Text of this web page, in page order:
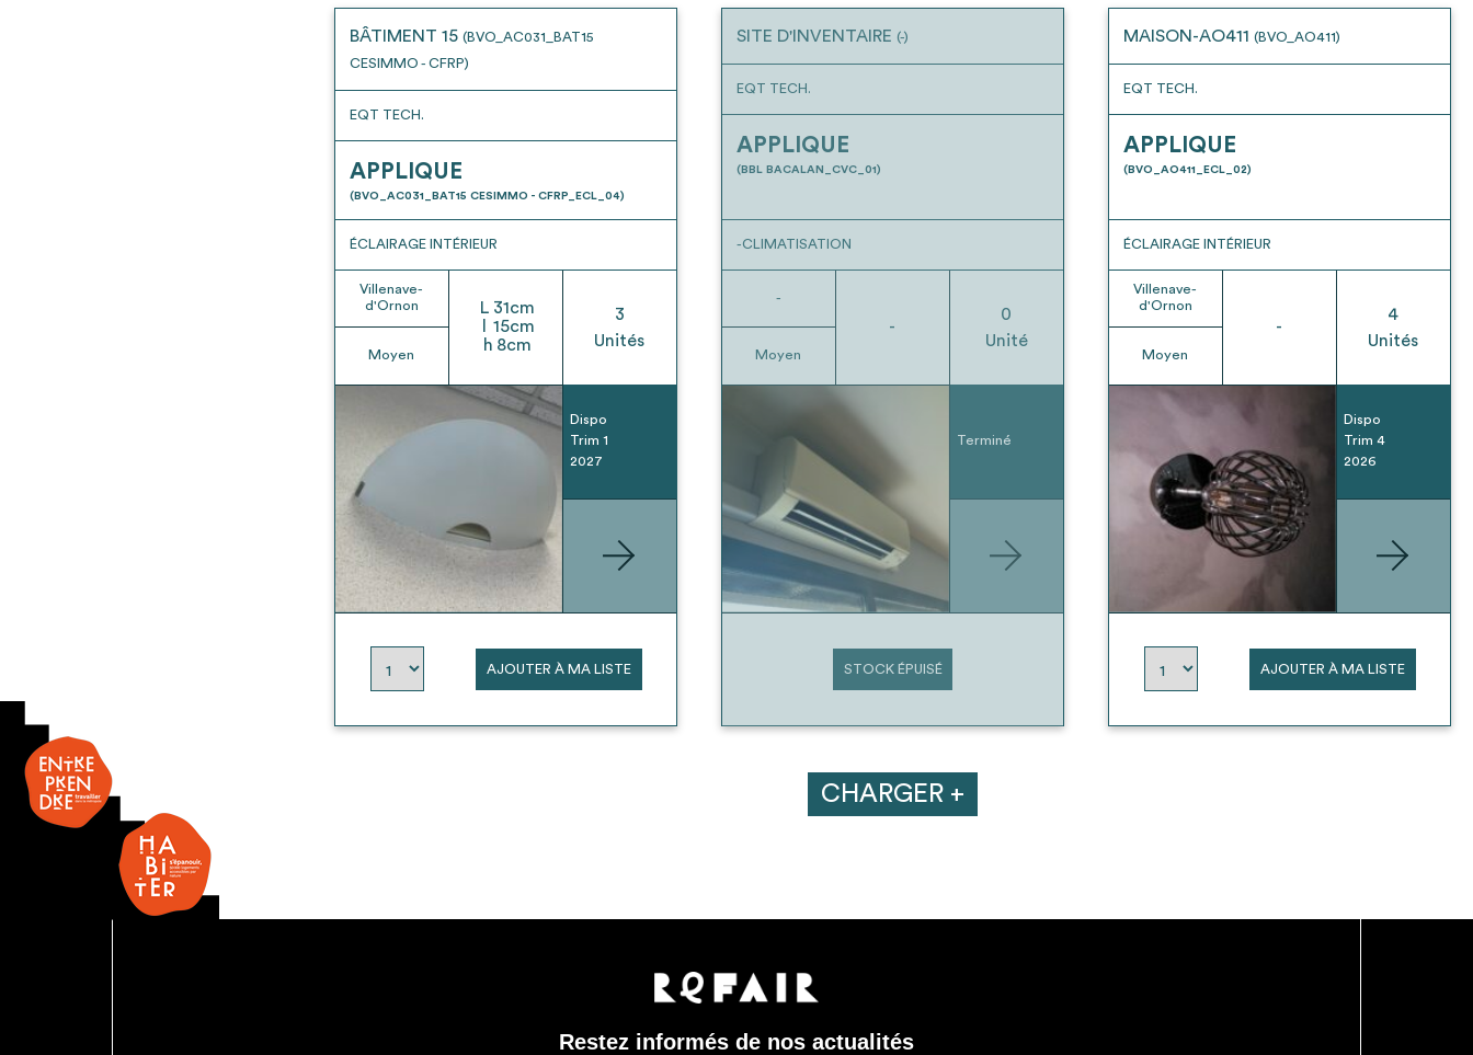
BÂTIMENT 15 (BVO_AC031_BAT15
CESIMMO - CFRP)
EQT TECH.
APPLIQUE
(BVO_AC031_BAT15 CESIMMO - CFRP_ECL_04)
ÉCLAIRAGE INTÉRIEUR
Villenave-
d'Ornon
Moyen
L 31cm
15cm
h 8cm
3
Unités
Dispo
Trim 1
2027
AJOUTER À MA LISTE
SITE D'INVENTAIRE (-)
EQT TECH.
APPLIQUE
(BBL BACALAN_CVC_01)
-CLIMATISATION
-
Moyen
-
0
Unité
Terminé
STOCK ÉPUISÉ
MAISON-AO411 (BVO_AO411)
EQT TECH.
APPLIQUE
(BVO_AO411_ECL_02)
ÉCLAIRAGE INTÉRIEUR
Villenave-
d'Ornon
Moyen
-
4
Unités
Dispo
Trim 4
2026
AJOUTER À MA LISTE
CHARGER +
Restez informés de nos actualités